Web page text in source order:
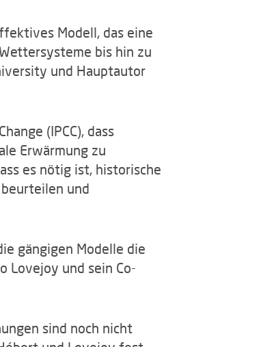
Modell, das eine
bis hin zu
und Hauptautor
(IPCC), dass
Erwärmung zu
es nötig ist, historische
und
gängigen Modelle die
Lovejoy und sein Co-
sind noch nicht